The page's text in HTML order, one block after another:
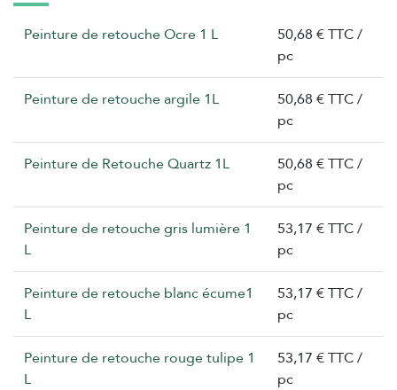
Peinture de retouche Ocre 1 L
50,68 € TTC /
pc
Peinture de retouche argile 1L
50,68 € TTC /
pc
Peinture de Retouche Quartz 1L
50,68 € TTC /
pc
Peinture de retouche gris lumière 1
L
53,17 € TTC /
pc
Peinture de retouche blanc écume1
L
53,17 € TTC /
pc
Peinture de retouche rouge tulipe 1
L
53,17 € TTC /
pc